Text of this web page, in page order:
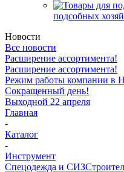
подсобных
Новости
Все новости
Расширение ассортимента!
Расширение ассортимента!
Режим работы компании в
Сокращенный день!
Выходной 22 апреля
Главная
-
Каталог
-
Инструмент
Спецодежда и СИЗ